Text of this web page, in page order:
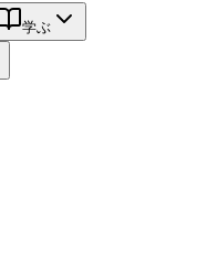
学ぶ